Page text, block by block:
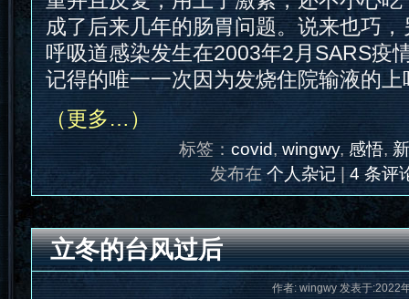
成了后来几年的肠胃问题。说来也巧
呼吸道感染发生在2003年2月SARS疫
记得的唯一一次因为发烧住院输液的
（更多…）
标签： covid, wingwy, 感悟,
发布在个人杂记|4 条评
立冬的台风过后
作者: wingwy 发表于:2022